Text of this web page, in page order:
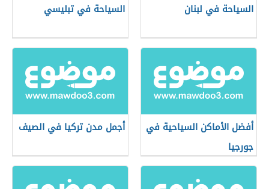
السياحة في لبنان السياحة في تبليسي
أفضل الأماكن السياحية في
جورجيا
أجمل مدن تركيا في الصيف